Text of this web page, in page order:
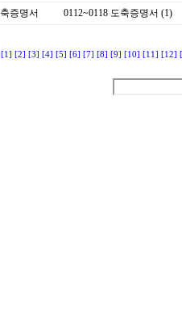
증명서 0112~0118 도축증명서 (1)
[1] [2] [3] [4] [5] [6] [7] [8] [9] [10] [11] [12]